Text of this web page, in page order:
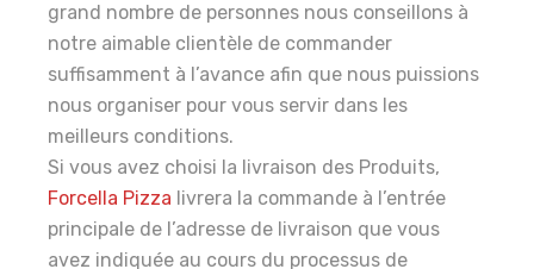
grand nombre de personnes nous conseillons à
notre aimable clientèle de commander
suffisamment à l’avance afin que nous puissions
nous organiser pour vous servir dans les
meilleurs conditions.
Si vous avez choisi la livraison des Produits,
Forcella Pizza livrera la commande à l’entrée
principale de l’adresse de livraison que vous
avez indiquée au cours du processus de